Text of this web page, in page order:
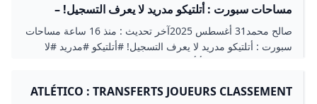
مساحات سبورت : أتلتيكو مدريد لا يعرف التسجيل! –
مساحات
صالح محمد31 أغسطس 2025آخر تحديث : منذ 16 ساعة مساحات
سبورت : أتلتيكو مدريد لا يعرف التسجيل! #أتلتيكو #مدريد #لا
#يعرف #التسجيل اقرأ أيضا…- مساحات سبورت : لامين يامال
والزمالك فى مواجهة فاركو التعادل السلبى يحسم الشوط الأول
ATLÉTICO : TRANSFERTS JOUEURS CLASSEMENT